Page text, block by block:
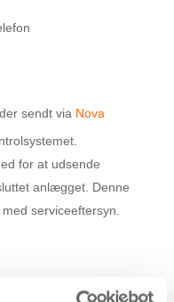
sendt via Nova
for at udsende
anlægget. Denne
serviceeftersyn.